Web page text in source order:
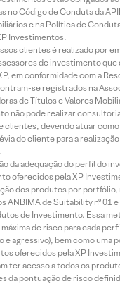
no Código de Conduta da
e na Política de
Investimentos.
clientes é realizado por
de investimento que
em conformidade com a
se registrados na
de Títulos e Valores
não pode realizar
clientes, devendo atuar
do cliente para a
da adequação do perfil do
oferecidos pela XP
dos produtos por portfólio,
ANBIMA de Suitability nº 01
de Investimento. Essa
de risco para cada
e agressivo), bem como uma
oferecidos pela XP
ter acesso a todos os
da pontuação de risco